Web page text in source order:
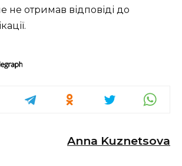
не отримав відповіді до
Anna Kuznetsova